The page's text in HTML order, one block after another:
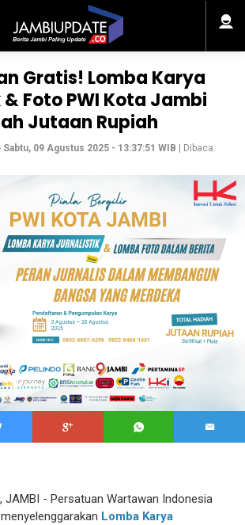
Gratis! Lomba Karya
Foto PWI Kota Jambi
Jutaan Rupiah
Sabtu, 09 Agustus 2025 - 13:37:51 WIB | Dibaca:
JAMBI - Persatuan Wartawan Indonesia
Lomba Karya